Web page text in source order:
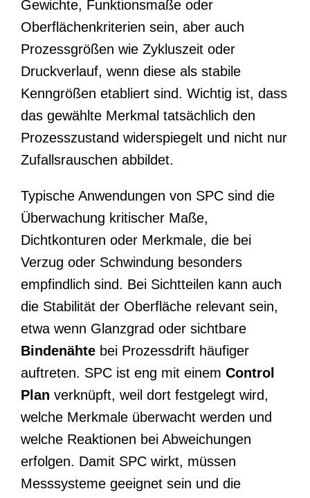
Gewichte, Funktionsmaße oder
Oberflächenkriterien sein, aber auch
Prozessgrößen wie Zykluszeit oder
Druckverlauf, wenn diese als stabile
Kenngrößen etabliert sind. Wichtig ist, dass
das gewählte Merkmal tatsächlich den
Prozesszustand widerspiegelt und nicht nur
Zufallsrauschen abbildet.
Typische Anwendungen von SPC sind die
Überwachung kritischer Maße,
Dichtkonturen oder Merkmale, die bei
Verzug oder Schwindung besonders
empfindlich sind. Bei Sichtteilen kann auch
die Stabilität der Oberfläche relevant sein,
etwa wenn Glanzgrad oder sichtbare
Bindenähte bei Prozessdrift häufiger
auftreten. SPC ist eng mit einem Control
Plan verknüpft, weil dort festgelegt wird,
welche Merkmale überwacht werden und
welche Reaktionen bei Abweichungen
erfolgen. Damit SPC wirkt, müssen
Messsysteme geeignet sein und die